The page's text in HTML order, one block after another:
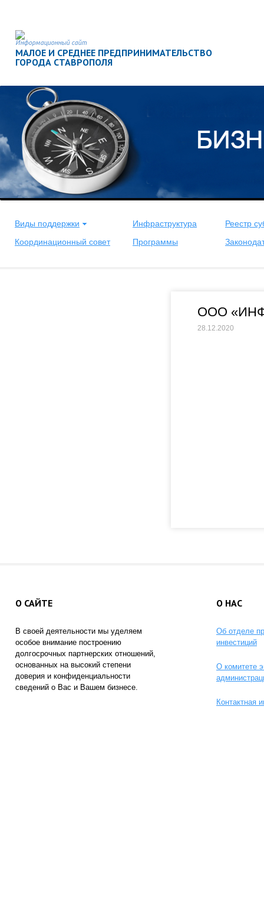
Информационный сайт
МАЛОЕ И СРЕДНЕЕ ПРЕДПРИНИМАТЕЛЬСТВО
ГОРОДА СТАВРОПОЛЯ
Виды поддержки Инфраструктура
Реестр
Координационный совет
Программы
ООО
28.12.2020
О САЙТЕ
В своей деятельности мы уделяем
особое внимание построению
долгосрочных партнерских отношений,
основанных на высокий степени
доверия и конфиденциальности
сведений о Вас и Вашем бизнесе.
О НАС
Об отделе
инвестиций
О комитете
Контактная